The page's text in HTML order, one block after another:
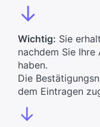
↓
Wichtig: Sie
nachdem Sie
haben.
Die
dem Eintragen
↓